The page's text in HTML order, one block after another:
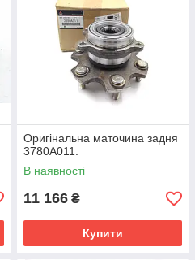
Оригінальна маточина задня
3780A011.
В наявності
11 166 ₴
Купити